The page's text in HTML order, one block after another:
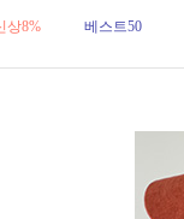
상8% 베스트50